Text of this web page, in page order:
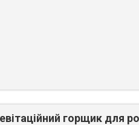
горщик для